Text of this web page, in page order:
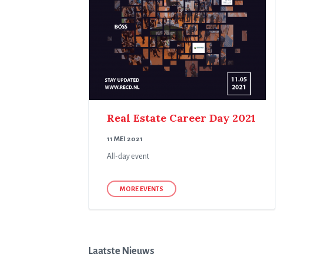
Real Estate Career Day 2021
11 MEI 2021
All-day event
MORE EVENTS
Laatste Nieuws